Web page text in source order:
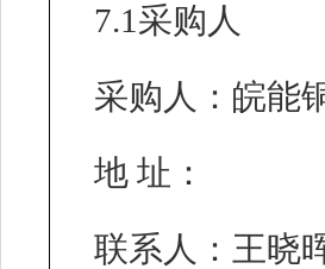
7.1采购人
采购人：皖能
地 址：
联系人：王晓